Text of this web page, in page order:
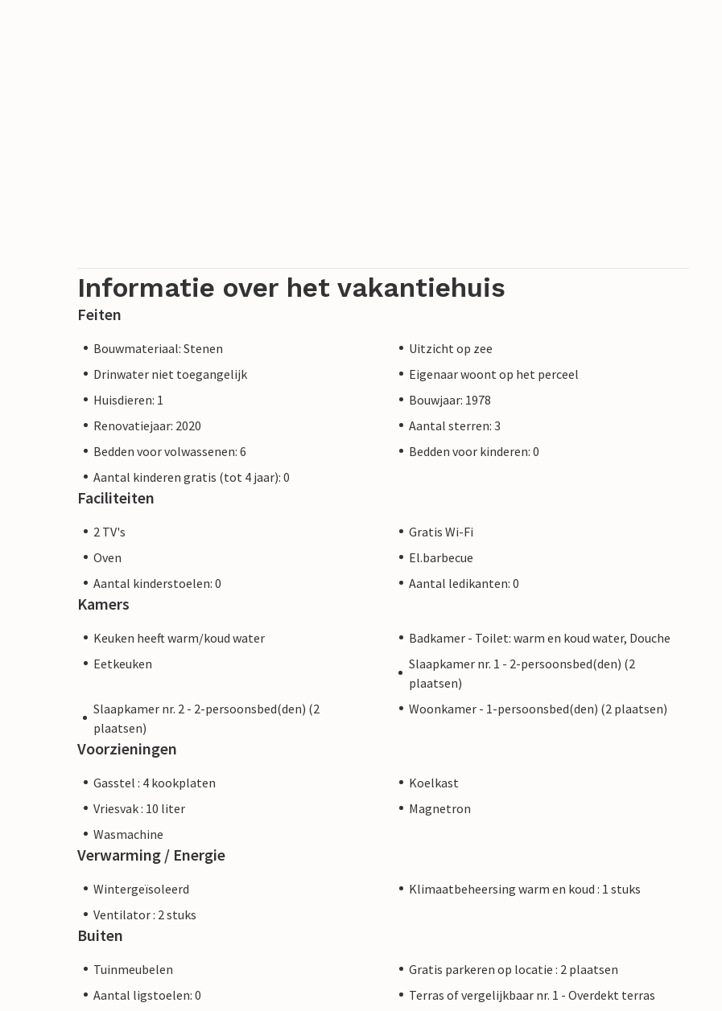
Informatie over het vakantiehuis
Feiten
Bouwmateriaal: Stenen
Uitzicht op zee
Drinwater niet toegangelijk
Eigenaar woont op het perceel
Huisdieren: 1
Bouwjaar: 1978
Renovatiejaar: 2020
Aantal sterren: 3
Bedden voor volwassenen: 6
Bedden voor kinderen: 0
Aantal kinderen gratis (tot 4 jaar): 0
Faciliteiten
2 TV's
Gratis Wi-Fi
Oven
El.barbecue
Aantal kinderstoelen: 0
Aantal ledikanten: 0
Kamers
Keuken heeft warm/koud water
Badkamer - Toilet: warm en koud water, Douche
Eetkeuken
Slaapkamer nr. 1 - 2-persoonsbed(den) (2
plaatsen)
Slaapkamer nr. 2 - 2-persoonsbed(den) (2
plaatsen)
Woonkamer - 1-persoonsbed(den) (2 plaatsen)
Voorzieningen
Gasstel : 4 kookplaten
Koelkast
Vriesvak : 10 liter
Magnetron
Wasmachine
Verwarming / Energie
Wintergeïsoleerd
Klimaatbeheersing warm en koud : 1 stuks
Ventilator : 2 stuks
Buiten
Tuinmeubelen
Gratis parkeren op locatie : 2 plaatsen
Aantal ligstoelen: 0
Terras of vergelijkbaar nr. 1 - Overdekt terras